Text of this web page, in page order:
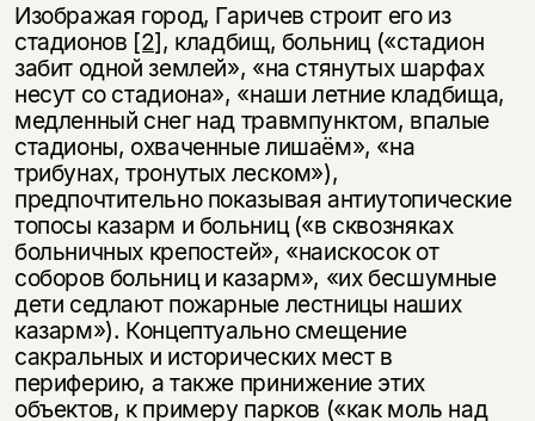
Изображая город, Гаричев строит его из
стадионов [2], кладбищ, больниц («стадион
забит одной землей», «на стянутых шарфах
несут со стадиона», «наши летние кладбища,
медленный снег над травмпунктом, впалые
стадионы, охваченные лишаём», «на
трибунах, тронутых леском»),
предпочтительно показывая антиутопические
топосы казарм и больниц («в сквозняках
больничных крепостей», «наискосок от
соборов больниц и казарм», «их бесшумные
дети седлают пожарные лестницы наших
казарм»). Концептуально смещение
сакральных и исторических мест в
периферию, а также принижение этих
объектов, к примеру парков («как моль над